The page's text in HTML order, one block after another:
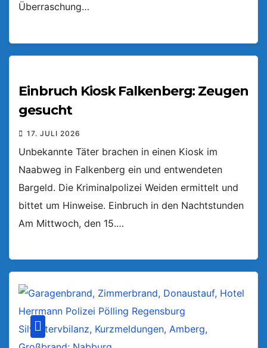
Überraschung…
Einbruch Kiosk Falkenberg: Zeugen
gesucht
17. JULI 2026
Unbekannte Täter brachen in einen Kiosk im
Naabweg in Falkenberg ein und entwendeten
Bargeld. Die Kriminalpolizei Weiden ermittelt und
bittet um Hinweise. Einbruch in den Nachtstunden
Am Mittwoch, den 15.…